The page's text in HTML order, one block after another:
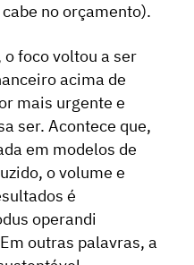
no orçamento).
foco voltou a ser
acima de
mais urgente e
ser. Acontece que,
em modelos de
o volume e
é
operandi
outras palavras, a